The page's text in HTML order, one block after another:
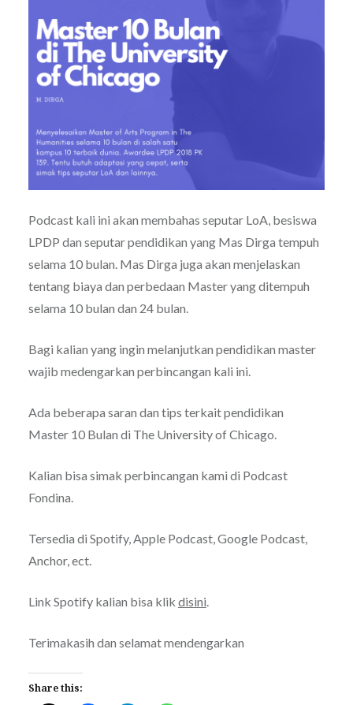
Podcast kali ini akan membahas seputar LoA, besiswa
LPDP dan seputar pendidikan yang Mas Dirga tempuh
selama 10 bulan. Mas Dirga juga akan menjelaskan
tentang biaya dan perbedaan Master yang ditempuh
selama 10 bulan dan 24 bulan.
Bagi kalian yang ingin melanjutkan pendidikan master
wajib medengarkan perbincangan kali ini.
Ada beberapa saran dan tips terkait pendidikan
Master 10 Bulan di The University of Chicago.
Kalian bisa simak perbincangan kami di Podcast
Fondina.
Tersedia di Spotify, Apple Podcast, Google Podcast,
Anchor, ect.
Link Spotify kalian bisa klik disini
Terimakasih dan selamat mendengarkan
Share this: